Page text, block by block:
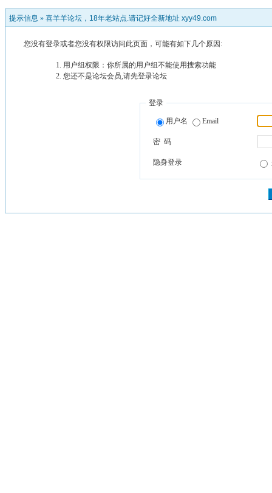
提示信息 » 喜羊羊论坛，18年老站点.请记好全新地址 xyy49.com
您没有登录或者您没有权限访问此页面，可能有如下几个原因:
用户组权限：你所属的用户组不能使用搜索功能
您还不是论坛会员,请先登录论坛
登录
用户名 Email
密 码
隐身登录